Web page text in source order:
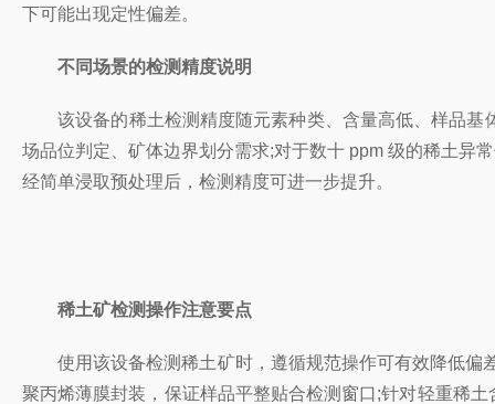
下可能出现定性偏差。
不同场景的检测精度说明
该设备的稀土检测精度随元素种类、含量高低、样品基
场品位判定、矿体边界划分需求;对于数十 ppm 级的稀土异
经简单浸取预处理后，检测精度可进一步提升。
稀土矿检测操作注意要点
使用该设备检测稀土矿时，遵循规范操作可有效降低偏
聚丙烯薄膜封装，保证样品平整贴合检测窗口;针对轻重稀